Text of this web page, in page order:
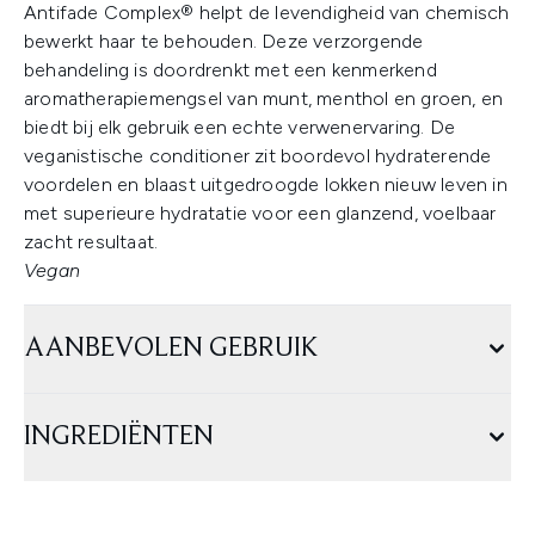
Antifade Complex® helpt de levendigheid van chemisch
bewerkt haar te behouden. Deze verzorgende
behandeling is doordrenkt met een kenmerkend
aromatherapiemengsel van munt, menthol en groen, en
biedt bij elk gebruik een echte verwenervaring. De
veganistische conditioner zit boordevol hydraterende
voordelen en blaast uitgedroogde lokken nieuw leven in
met superieure hydratatie voor een glanzend, voelbaar
zacht resultaat.
Vegan
AANBEVOLEN GEBRUIK
INGREDIËNTEN